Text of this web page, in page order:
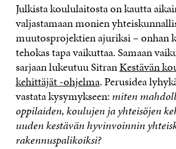
Julkista koululaitosta on kautta
valjastamaan monien
muutosprojektien ajuriksi – onhan
tehokas tapa vaikuttaa. Samaan
sarjaan lukeutuu SitranKestävän
kehittäjät -ohjelma. Perusidea
vastata kysymykseen:miten
oppilaiden, koulujen ja yhteisöjen
uuden kestävän hyvinvoinnin
rakennuspalikoiksi?